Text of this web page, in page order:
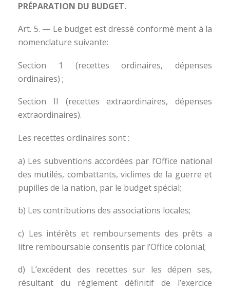
PRÉPARATION DU BUDGET.
Art. 5. — Le budget est dressé conformé ment à la
nomenclature suivante:
Section 1 (recettes ordinaires, dépenses
ordinaires) ;
Section II (recettes extraordinaires, dépenses
extraordinaires).
Les recettes ordinaires sont :
a) Les subventions accordées par l’Office national
des mutilés, combattants, viclimes de la guerre et
pupilles de la nation, par le budget spécial;
b) Les contributions des associations locales;
c) Les intérêts et remboursements des prêts a
litre remboursable consentis par l’Office colonial;
d) L’excédent des recettes sur les dépen ses,
résultant du règlement définitif de l’exercice